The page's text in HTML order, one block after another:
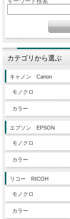
カテゴリから選ぶ
キャノン Canon
モノクロ
カラー
エプソン EPSON
モノクロ
カラー
リコー RICOH
モノクロ
カラー